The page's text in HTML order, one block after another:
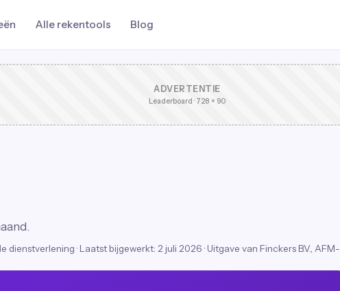
Alle rekentools Blog
ADVERTENTIE
Leaderboard · 728 × 90
dienstverlening · Laatst bijgewerkt: 2 juli 2026 · Uitgave van Finckers B.V., AFM-